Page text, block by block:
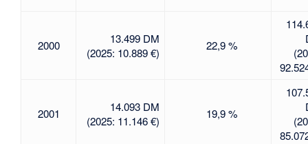
2000
13.499 DM
(2025: 10.889 €)
22,9 %
2001
14.093 DM
(2025: 11.146 €)
19,9 %